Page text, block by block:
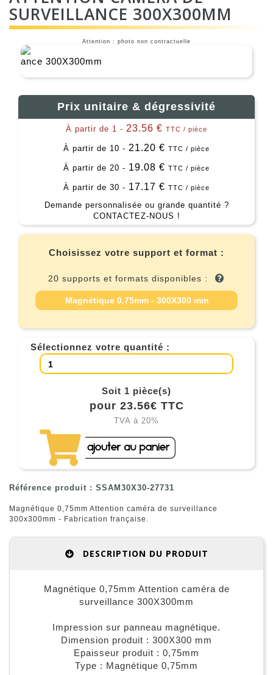
SURVEILLANCE 300X300MM
Attention : photo non contractuelle
Prix unitaire & dégressivité
À partir de 1 - 23.56 € TTC / pièce
À partir de 10 - 21.20 € TTC / pièce
À partir de 20 - 19.08 € TTC / pièce
À partir de 30 - 17.17 € TTC / pièce
Demande personnalisée ou grande quantité ?
CONTACTEZ-NOUS !
Choisissez votre support et format :
20 supports et formats disponibles :
Magnétique 0,75mm - 300X300 mm
Sélectionnez votre quantité :
Soit 1 pièce(s)
pour 23.56€ TTC
TVA à 20%
Référence produit : SSAM30X30-27731
Magnétique 0,75mm Attention caméra de surveillance
300x300mm - Fabrication française.
DESCRIPTION DU PRODUIT
Magnétique 0,75mm Attention caméra de
surveillance 300X300mm
Impression sur panneau magnétique.
Dimension produit : 300X300 mm
Epaisseur produit : 0,75mm
Type : Magnétique 0,75mm